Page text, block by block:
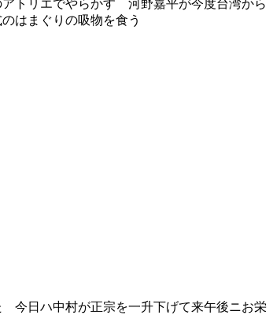
トリエでやらかす 河野嘉平が今度台湾から
はまぐりの吸物を食う
日ハ中村が正宗を一升下げて来午後ニお栄